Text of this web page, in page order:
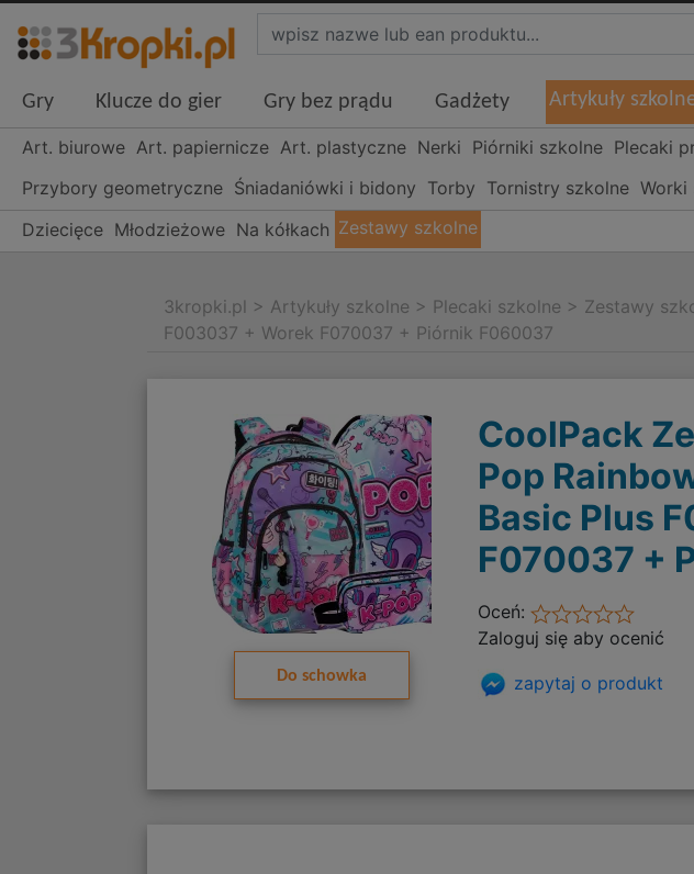
Gry Klucze do gier Gry bez prądu Gadżety Artykuły
Art. biurowe Art. papiernicze Art. plastyczne Nerki Piórniki szkolne Plecaki
Przybory geometryczne Śniadaniówki i bidony Torby Tornistry szkolne Worki
Dziecięce Młodzieżowe Na kółkach Zestawy szkolne
3kropki.pl > Artykuły szkolne > Plecaki szkolne > Zestawy
F003037 + Worek F070037 + Piórnik F060037
Do schowka
CoolPack
Pop
Basic Plus
F070037 +
Oceń:
Zaloguj się aby ocenić
zapytaj o produkt